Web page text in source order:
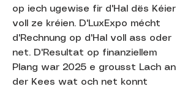
op iech ugewise fir d'Hal dës Kéier
voll ze kréien. D'LuxExpo mécht
d'Rechnung op d'Hal voll ass oder
net. D'Resultat op finanziellem
Plang war 2025 e grousst Lach an
der Kees wat och net konnt